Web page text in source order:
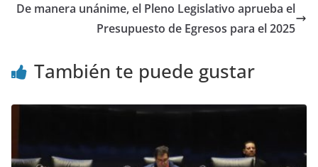
De manera unánime, el Pleno Legislativo aprueba el
Presupuesto de Egresos para el 2025
También te puede gustar